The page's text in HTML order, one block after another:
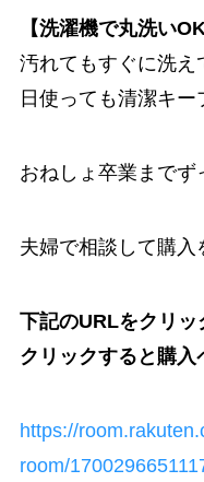
【洗濯機で丸洗いOK
汚れてもすぐに洗
日使っても清潔キー
おねしょ卒業まで
夫婦で相談して購
下記のURLをクリ
クリックすると購入
https://
room/